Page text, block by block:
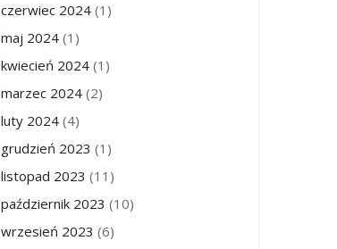
czerwiec 2024 (1)
maj 2024 (1)
kwiecień 2024 (1)
marzec 2024 (2)
luty 2024 (4)
grudzień 2023 (1)
listopad 2023 (11)
październik 2023 (10)
wrzesień 2023 (6)